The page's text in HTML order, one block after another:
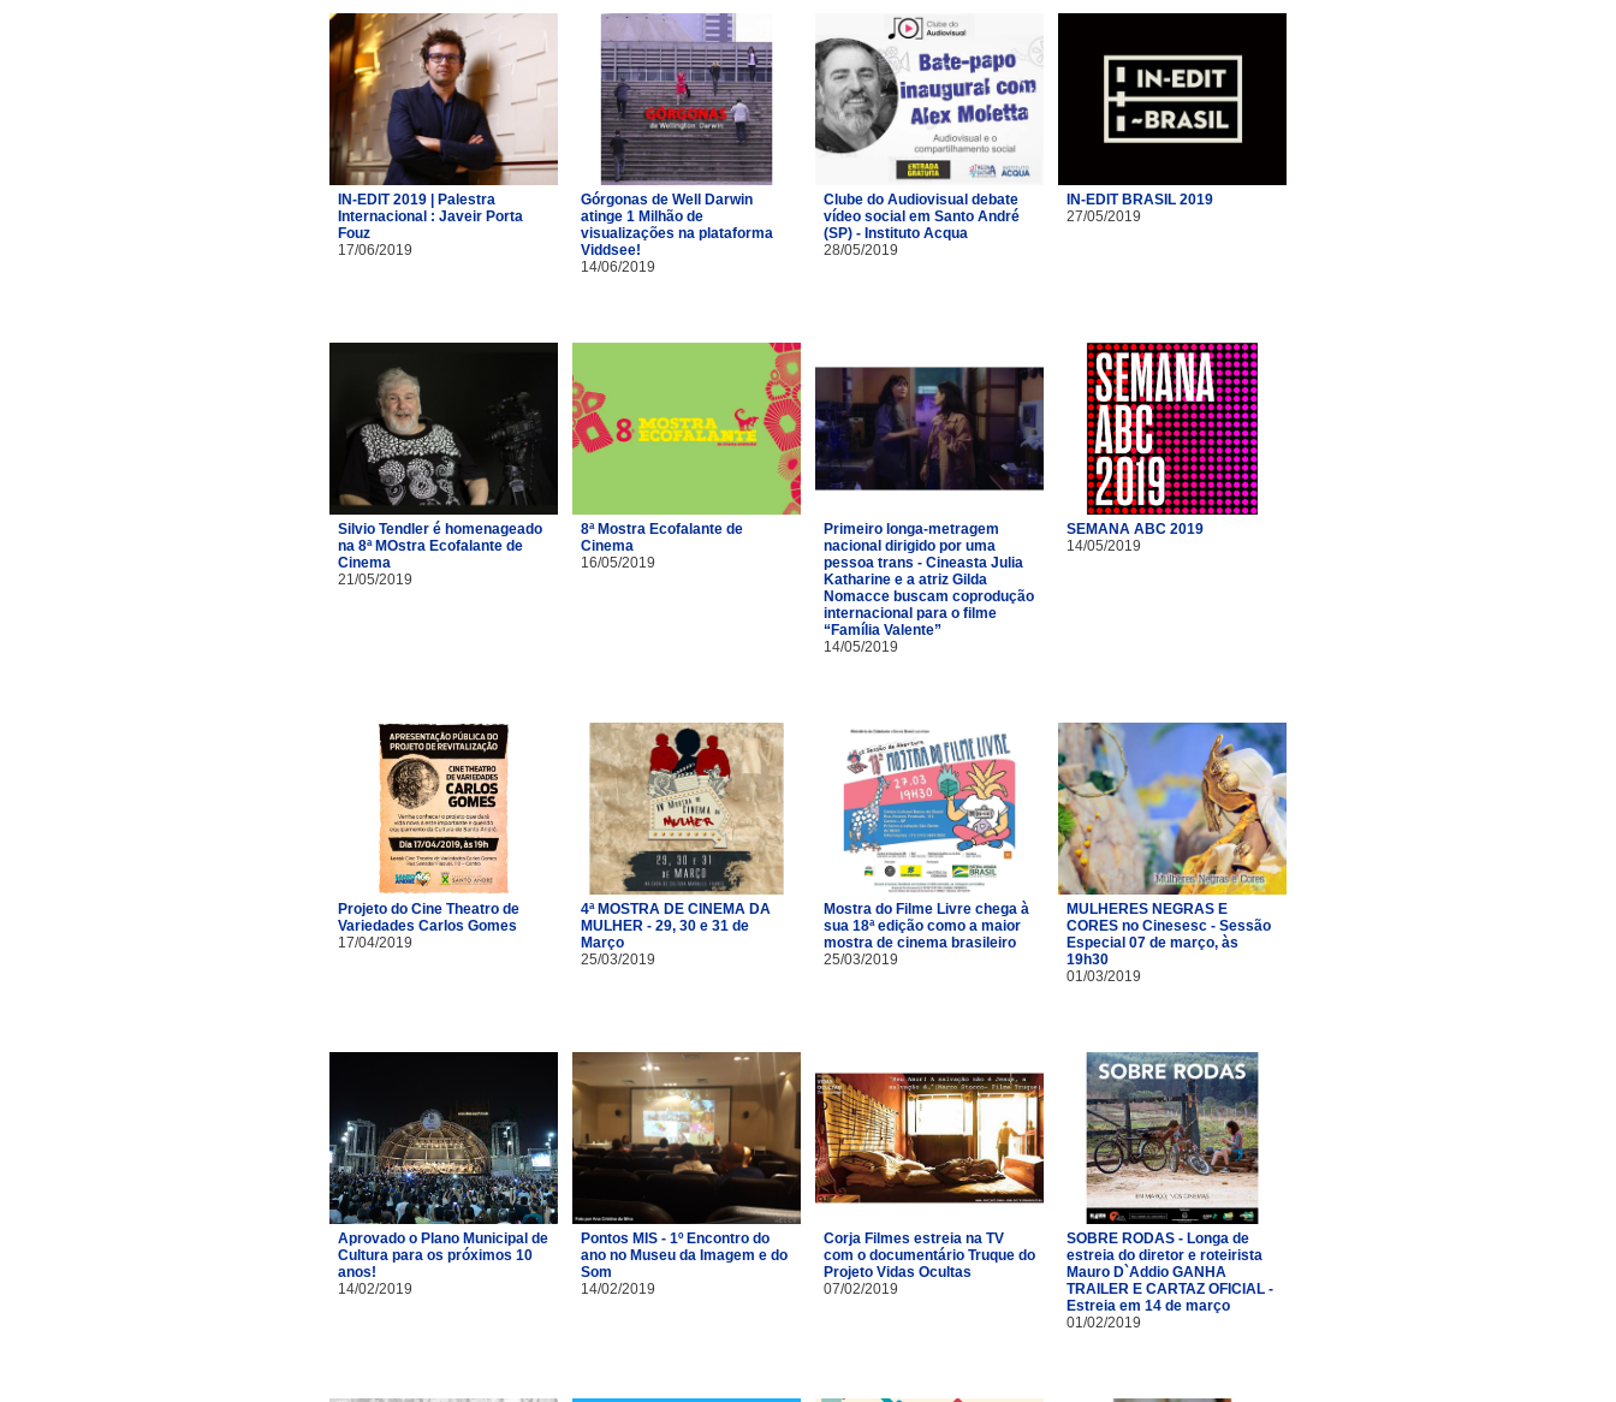
IN-EDIT 2019 | Palestra
Internacional : Javeir Porta
Fouz
17/06/2019
Górgonas de Well Darwin
atinge 1 Milhão de
visualizações na plataforma
Viddsee!
14/06/2019
Clube do Audiovisual debate
vídeo social em Santo André
(SP) - Instituto Acqua
28/05/2019
IN-EDIT BRASIL 2019
27/05/2019
Silvio Tendler é homenageado
na 8ª MOstra Ecofalante de
Cinema
21/05/2019
8ª Mostra Ecofalante de
Cinema
16/05/2019
Primeiro longa-metragem
nacional dirigido por uma
pessoa trans - Cineasta Julia
Katharine e a atriz Gilda
Nomacce buscam coprodução
internacional para o filme
“Família Valente”
14/05/2019
SEMANA ABC 2019
14/05/2019
Projeto do Cine Theatro de
Variedades Carlos Gomes
17/04/2019
4ª MOSTRA DE CINEMA DA
MULHER - 29, 30 e 31 de
Março
25/03/2019
Mostra do Filme Livre chega à
sua 18ª edição como a maior
mostra de cinema brasileiro
25/03/2019
MULHERES NEGRAS E
CORES no Cinesesc - Sessão
Especial 07 de março, às
19h30
01/03/2019
Aprovado o Plano Municipal de
Cultura para os próximos 10
anos!
14/02/2019
Pontos MIS - 1º Encontro do
ano no Museu da Imagem e do
Som
14/02/2019
Corja Filmes estreia na TV
com o documentário Truque do
Projeto Vidas Ocultas
07/02/2019
SOBRE RODAS - Longa de
estreia do diretor e roteirista
Mauro D`Addio GANHA
TRAILER E CARTAZ OFICIAL -
Estreia em 14 de março
01/02/2019